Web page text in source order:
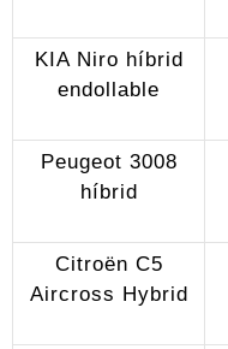
KIA Niro híbrid
endollable
Peugeot 3008
híbrid
Citroën C5
Aircross Hybrid